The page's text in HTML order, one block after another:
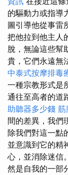
的驅動力或指導
圖引導他從事雷
把他拉到他主人
脫，無論這些幫
貴，它們永遠無
中泰式按摩排毒
一種宗教形式是
通往至高者的道
助聽器多少錢 筋
間的差異，我們
除我們對這一點
並意識到它的精
心，並消除迷信
然是自我的一